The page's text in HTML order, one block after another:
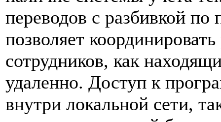
переводов с разбивкой
позволяет
сотрудников, как
удаленно. Доступ к
внутри локальной сети,